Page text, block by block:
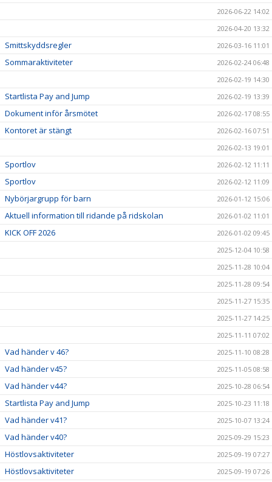
2026-06-22 14:02
2026-04-20 13:32
Smittskyddsregler 2026-03-16 11:01
Sommaraktiviteter
2026-02-24 06:48
2026-02-19 14:30
Startlista Pay and Jump 2026-02-19 13:39
Dokument inför årsmötet 2026-02-17 08:55
Kontoret är stängt
2026-02-16 07:51
2026-02-13 19:01
Sportlov 2026-02-12 11:11
Sportlov 2026-02-12 11:09
Nybörjargrupp för barn 2026-01-12 15:06
Aktuell information till ridande på ridskolan 2026-01-02 11:01
KICK OFF 2026
2026-01-02 09:45
2025-12-04 10:58
2025-11-28 10:04
2025-11-28 09:54
2025-11-27 15:35
2025-11-27 14:25
2025-11-11 07:02
Vad händer v 46? 2025-11-10 08:28
Vad händer v45? 2025-11-05 08:58
Vad händer v44? 2025-10-28 06:54
Startlista Pay and Jump 2025-10-23 11:18
Vad händer v41? 2025-10-07 13:24
Vad händer v40? 2025-09-29 15:23
Höstlovsaktiviteter 2025-09-19 07:27
Höstlovsaktiviteter 2025-09-19 07:26